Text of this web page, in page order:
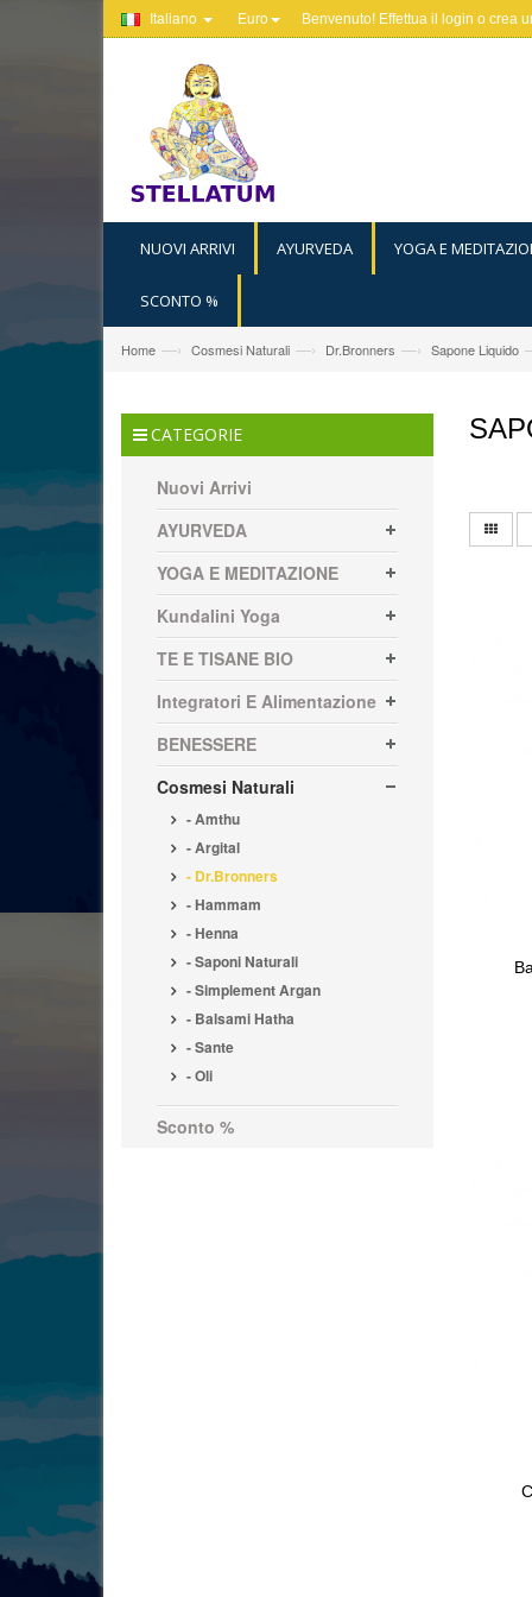
Italiano Euro Benvenuto! Effettua il login o crea
NUOVI ARRIVI AYURVEDA YOGA E
SCONTO %
Home —› Cosmesi Naturali —› Dr.Bronners —› Sapone Liquido
CATEGORIE
Nuovi Arrivi
AYURVEDA
YOGA E MEDITAZIONE
Kundalini Yoga
TE E TISANE BIO
Integratori E Alimentazione
BENESSERE
Cosmesi Naturali
- Amthu
- Argital
- Dr.Bronners
- Hammam
- Henna
- Saponi Naturali
- Simplement Argan
- Balsami Hatha
- Sante
- Oli
Sconto %